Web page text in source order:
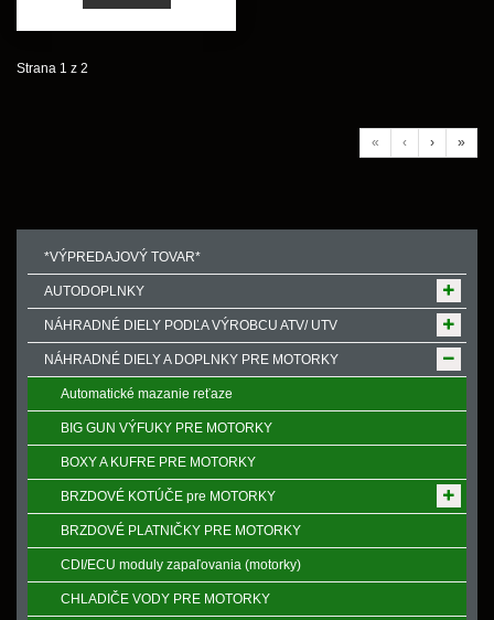
Strana 1 z 2
« ‹ › »
*VÝPREDAJOVÝ TOVAR*
AUTODOPLNKY
NÁHRADNÉ DIELY PODĽA VÝROBCU ATV/ UTV
NÁHRADNÉ DIELY A DOPLNKY PRE MOTORKY
Automatické mazanie reťaze
BIG GUN VÝFUKY PRE MOTORKY
BOXY A KUFRE PRE MOTORKY
BRZDOVÉ KOTÚČE pre MOTORKY
BRZDOVÉ PLATNIČKY PRE MOTORKY
CDI/ECU moduly zapaľovania (motorky)
CHLADIČE VODY PRE MOTORKY